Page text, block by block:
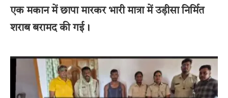
एक मकान में छापा मारकर भारी मात्रा में उड़ीसा निर्मित
शराब बरामद की गई।